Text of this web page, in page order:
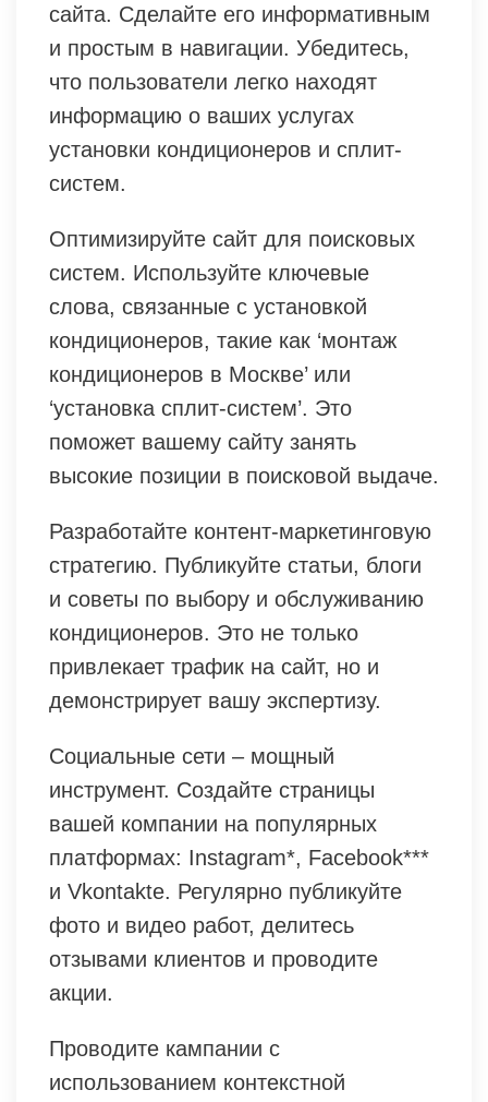
сайта. Сделайте его информативным
и простым в навигации. Убедитесь,
что пользователи легко находят
информацию о ваших услугах
установки кондиционеров и сплит-
систем.
Оптимизируйте сайт для поисковых
систем. Используйте ключевые
слова, связанные с установкой
кондиционеров, такие как ‘монтаж
кондиционеров в Москве’ или
‘установка сплит-систем’. Это
поможет вашему сайту занять
высокие позиции в поисковой выдаче.
Разработайте контент-маркетинговую
стратегию. Публикуйте статьи, блоги
и советы по выбору и обслуживанию
кондиционеров. Это не только
привлекает трафик на сайт, но и
демонстрирует вашу экспертизу.
Социальные сети – мощный
инструмент. Создайте страницы
вашей компании на популярных
платформах: Instagram*, Facebook***
и Vkontakte. Регулярно публикуйте
фото и видео работ, делитесь
отзывами клиентов и проводите
акции.
Проводите кампании с
использованием контекстной